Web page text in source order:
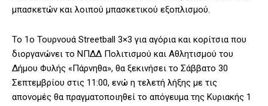
μπασκετών και λοιπού μπασκετικού εξοπλισμού.
To 1o Τουρνουά Streetball 3×3 για αγόρια και κορίτσια που
διοργανώνει το ΝΠΔΔ Πολιτισμού και Αθλητισμού του
Δήμου Φυλής «Πάρνηθα», θα ξεκινήσει το Σάββατο 30
Σεπτεμβρίου στις 11:00, ενώ η τελετή λήξης με τις
απονομές θα πραγματοποιηθεί το απόγευμα της Κυριακής 1